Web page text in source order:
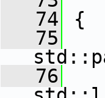
   74
{
   75
   76